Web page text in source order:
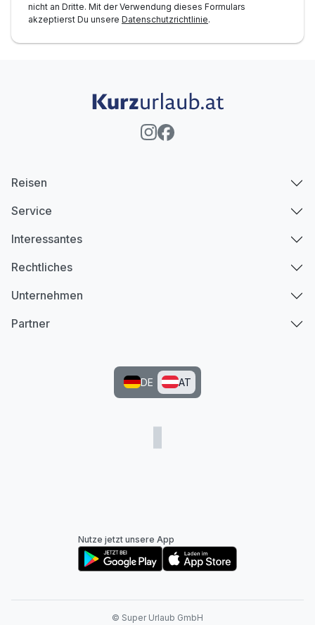
nicht an Dritte. Mit der Verwendung dieses Formulars
akzeptierst Du unsere Datenschutzrichtlinie.
Reisen
Service
Interessantes
Rechtliches
Unternehmen
Partner
DE AT
Nutze jetzt unsere App
© Super Urlaub GmbH